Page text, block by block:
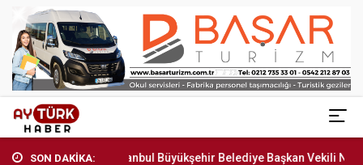
SON DAKİKA:İstanbul Büyükşehir Belediye Başkan Vekili Nu...